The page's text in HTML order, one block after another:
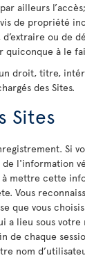
ailleurs
de propriété
ou de
quiconque à le
droit, titre,
des Sites.
Sites
Si
de l'information
à mettre cette
Vous
que vous
lieu sous votre
chaque
nom